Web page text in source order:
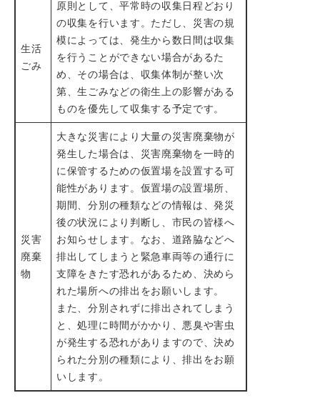
生活
ごみ
原則として、平常時の収集日程どおり
の収集を行います。ただし、災害の規
模によっては、発生から数日間は収集
を行うことができない場合があるた
め、その場合は、収集体制が整い次
第、生ごみなどの衛生上の影響がある
ものを優先して収集する予定です。
災害
廃棄
物
大きな災害により大量の災害廃棄物が
発生した場合は、災害廃棄物を一時的
に保管するための仮置場を設置する可
能性があります。仮置場の設置場所、
期間、分別の種類などの情報は、発災
後の状況により判断し、市民の皆様へ
お知らせします。なお、道路脇などへ
排出してしまうと緊急車両等の通行に
支障をきたす恐れがあるため、決めら
れた場所への排出をお願いします。
また、分別されずに排出されてしまう
と、処理に時間がかかり、悪臭や害虫
が発生する恐れがありますので、決め
られた分別の種類により、排出をお願
いします。